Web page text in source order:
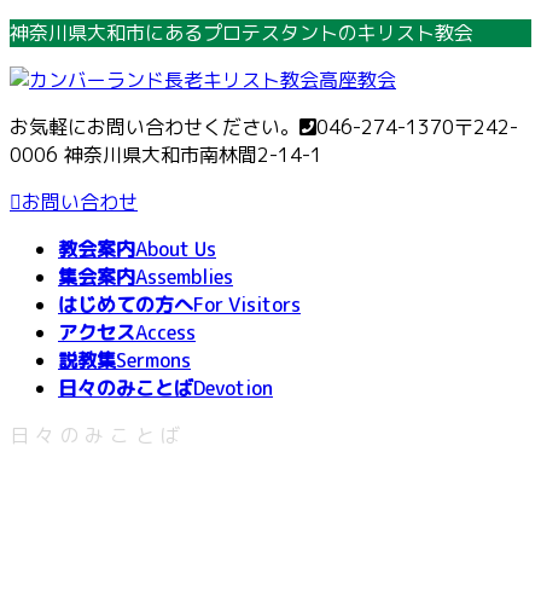
コ
テ
ン
ツ
へ
ス
ナ
ゲ
ー
シ
ョ
ン
神奈川県大和市にあるプロテスタントのキリスト教会
お気軽にお問い合わせください。 046-274-1370〒242-
0006 神奈川県大和市南林間2-14-1
お問い合わせ
教会案内About Us
集会案内Assemblies
はじめての方へFor Visitors
アクセスAccess
説教集Sermons
日々のみことばDevotion
日々のみことば